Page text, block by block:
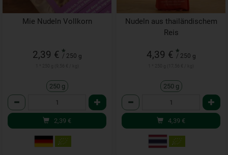
Mie Nudeln Vollkorn
2,39 € *
/ 250 g
250 g
Anzahl
2,39 €
Nudeln aus thailändischem
Reis
4,39 € *
/ 250 g
250 g
Anzahl
4,39 €